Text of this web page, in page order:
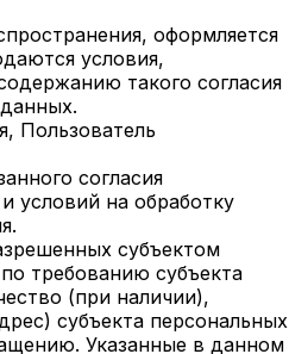
оформляется
условия,
такого согласия
Пользователь
согласия
условий на обработку
субъектом
требованию субъекта
(при наличии),
субъекта персональных
Указанные в данном